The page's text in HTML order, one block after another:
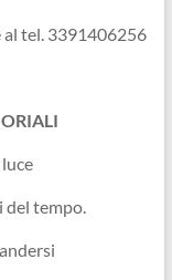
al tel. 3391406256
tempo.